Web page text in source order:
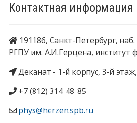
Контактная информация
191186, Санкт-Петербург,
РГПУ им. А.И.Герцена, институт
Деканат - 1-й корпус, 3-й этаж,
+7 (812) 314-48-85
phys@herzen.spb.ru